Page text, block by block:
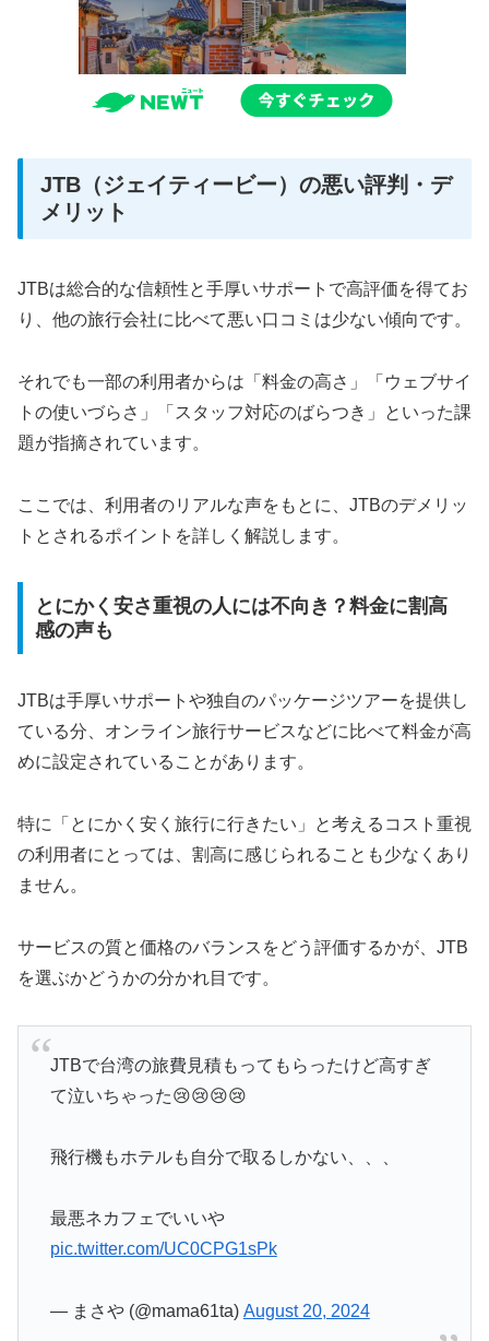
JTB（ジェイティービー）の悪い評判・デ
メリット
JTBは総合的な信頼性と手厚いサポートで高評価を得てお
り、他の旅行会社に比べて悪い口コミは少ない傾向です。
それでも一部の利用者からは「料金の高さ」「ウェブサイ
トの使いづらさ」「スタッフ対応のばらつき」といった課
題が指摘されています。
ここでは、利用者のリアルな声をもとに、JTBのデメリッ
トとされるポイントを詳しく解説します。
とにかく安さ重視の人には不向き？料金に割高
感の声も
JTBは手厚いサポートや独自のパッケージツアーを提供し
ている分、オンライン旅行サービスなどに比べて料金が高
めに設定されていることがあります。
特に「とにかく安く旅行に行きたい」と考えるコスト重視
の利用者にとっては、割高に感じられることも少なくあり
ません。
サービスの質と価格のバランスをどう評価するかが、JTB
を選ぶかどうかの分かれ目です。
JTBで台湾の旅費見積もってもらったけど高すぎ
て泣いちゃった😢😢😢😢
飛行機もホテルも自分で取るしかない、、、
最悪ネカフェでいいや
pic.twitter.com/UC0CPG1sPk
— まさや (@mama61ta) August 20, 2024